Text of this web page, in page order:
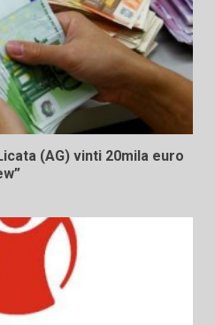
(AG) vinti 20mila euro